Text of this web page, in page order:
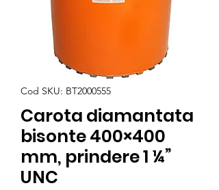
Cod SKU: BT2000555
Carota diamantata
bisonte 400×400
mm, prindere 1 ¼”
UNC